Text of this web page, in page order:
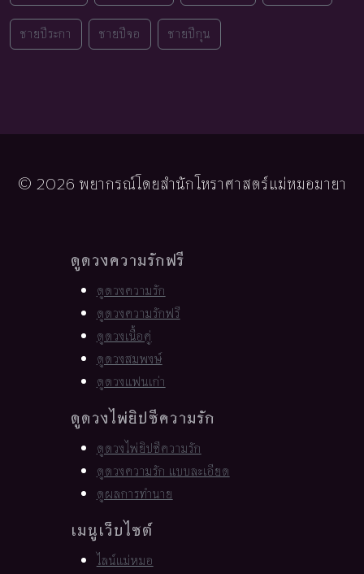
ชายปีระกา ชายปีจอ ชายปีกุน
© 2026 พยากรณ์โดยสำนักโหราศาสตร์แม่หมอมายา
ดูดวงความรักฟรี
ดูดวงความรัก
ดูดวงความรักฟรี
ดูดวงเนื้อคู่
ดูดวงสมพงษ์
ดูดวงแฟนเก่า
ดูดวงไพ่ยิปซีความรัก
ดูดวงไพ่ยิปซีความรัก
ดูดวงความรัก แบบละเอียด
ดูผลการทำนาย
เมนูเว็บไซต์
ไลน์แม่หมอ